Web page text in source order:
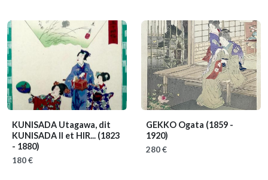
KUNISADA Utagawa, dit
KUNISADA II et HIR... (1823
- 1880)
180 €
GEKKO Ogata (1859 -
1920)
280 €